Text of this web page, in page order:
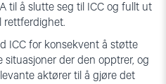
til å slutte seg til ICC og fullt ut
rettferdighet.
ICC for konsekvent å støtte
situasjoner der den opptrer, og
aktører til å gjøre det